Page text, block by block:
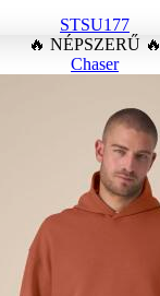
STSU177
🔥 NÉPSZERŰ 🔥
Chaser